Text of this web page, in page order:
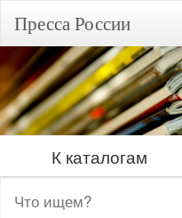
Пресса России
К каталогам